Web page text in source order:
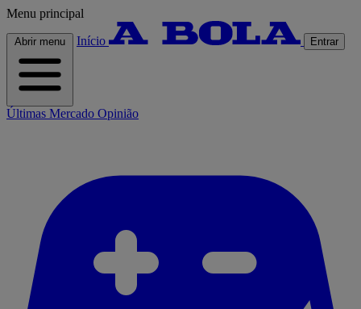
Menu principal
Abrir menu Início Entrar
Últimas Mercado Opinião